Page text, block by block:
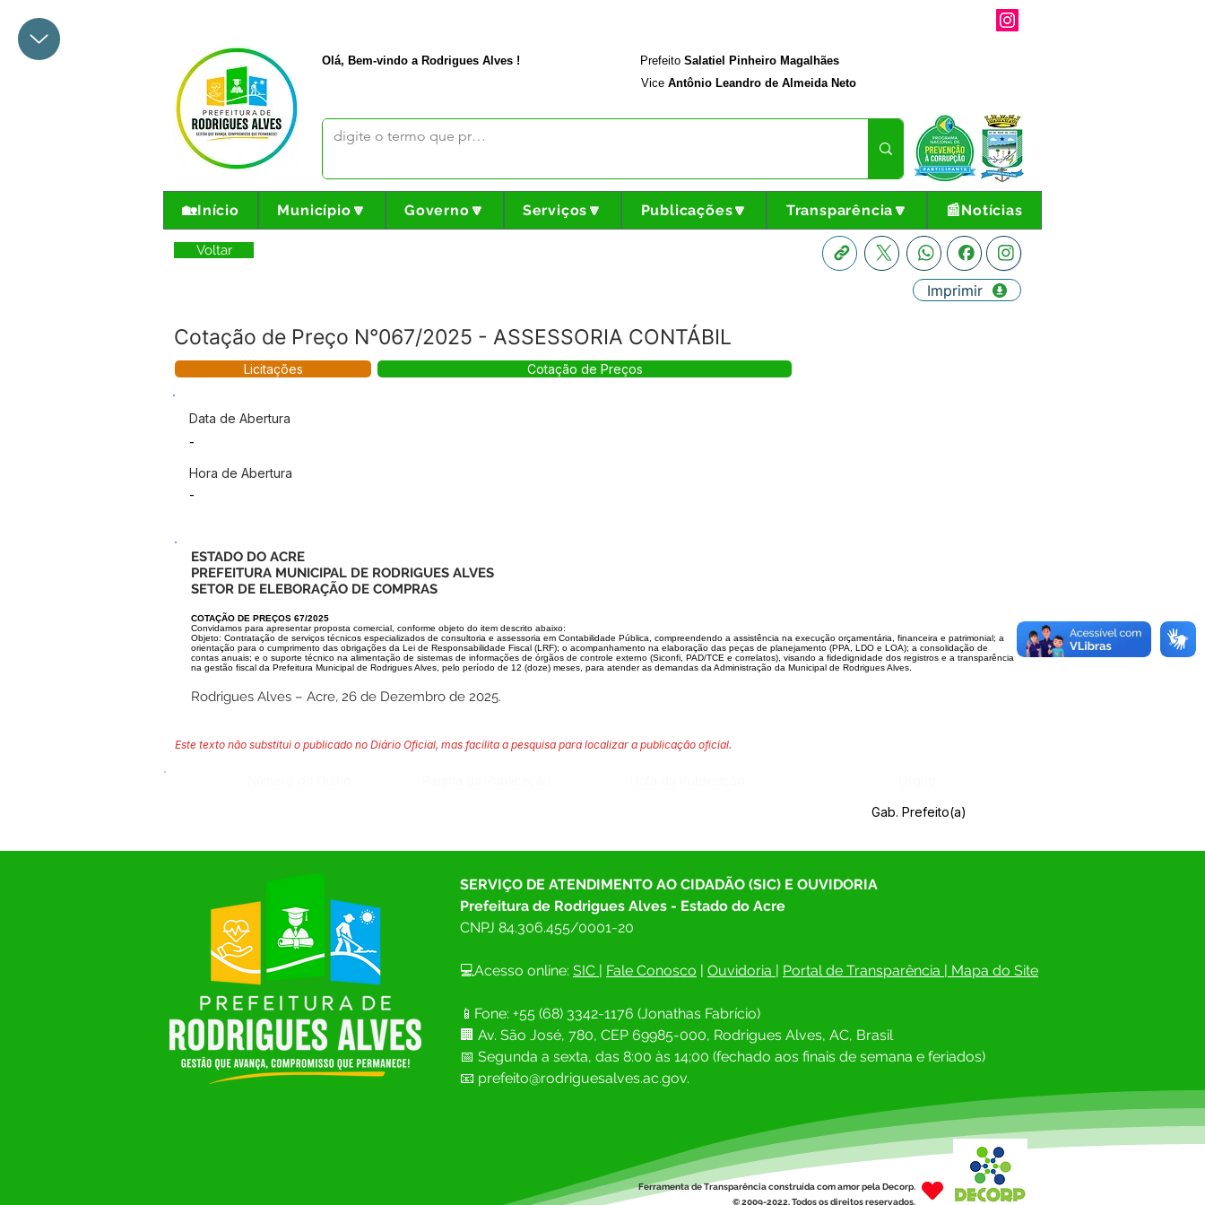
Olá, Bem-vindo a Rodrigues Alves ! Prefeito Salatiel Pinheiro Magalhães
Vice Antônio Leandro de Almeida Neto
🏡Início Município🔽 Governo🔽 Serviços🔽 Publicações🔽 Transparência🔽 📰Notícias
Voltar
Cotação de Preço N°067/2025 - ASSESSORIA CONTÁBIL
Imprimir
Licitações Cotação de Preços
Data de Abertura
-
Hora de Abertura
-
ESTADO DO ACRE
PREFEITURA MUNICIPAL DE RODRIGUES ALVES
SETOR DE ELEBORAÇÃO DE COMPRAS
COTAÇÃO DE PREÇOS 67/2025
Convidamos para apresentar proposta comercial, conforme objeto do item descrito abaixo:
Objeto: Contratação de serviços técnicos especializados de consultoria e assessoria em Contabilidade Pública, compreendendo a assistência na execução orçamentária, financeira e patrimonial; a
orientação para o cumprimento das obrigações da Lei de Responsabilidade Fiscal (LRF); o acompanhamento na elaboração das peças de planejamento (PPA, LDO e LOA); a consolidação de
contas anuais; e o suporte técnico na alimentação de sistemas de informações de órgãos de controle externo (Siconfi, PAD/TCE e correlatos), visando a fidedignidade dos registros e a transparência
na gestão fiscal da Prefeitura Municipal de Rodrigues Alves, pelo período de 12 (doze) meses, para atender as demandas da Administração da Municipal de Rodrigues Alves.
Rodrigues Alves – Acre, 26 de Dezembro de 2025.
Este texto não substitui o publicado no Diário Oficial, mas facilita a pesquisa para localizar a publicação oficial.
Gab. Prefeito(a)
SERVIÇO DE ATENDIMENTO AO CIDADÃO (SIC) E OUVIDORIA
Prefeitura de Rodrigues Alves - Estado do Acre
CNPJ 84.306.455/0001-20
💻Acesso online: SIC | Fale Conosco | Ouvidoria | Portal de Transparência | Mapa do Site
📱Fone: +55 (68) 3342-1176 (Jonathas Fabrício)
🏢 Av. São José, 780, CEP 69985-000, Rodrigues Alves, AC, Brasil
📅 Segunda a sexta, das 8:00 às 14;00 (fechado aos finais de semana e feriados)
📧 prefeito@rodriguesalves.ac.gov.
Ferramenta de Transparência construída com amor pela Decorp.
© 2009-2022. Todos os direitos reservados.